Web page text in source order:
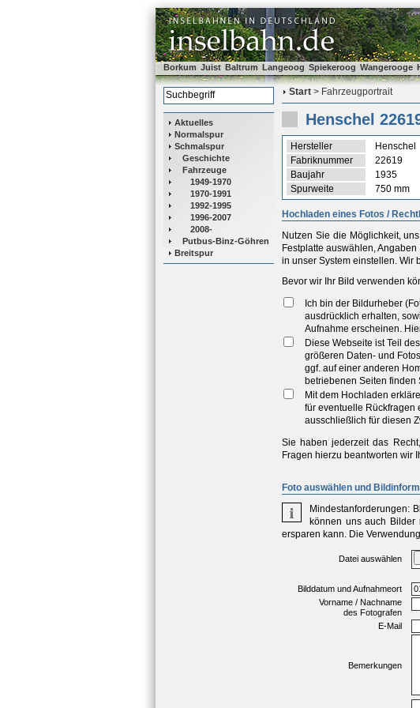
Borkum Juist Baltrum Langeoog Spiekeroog Wangerooge
Aktuelles
Normalspur
Schmalspur
Geschichte
Fahrzeuge
1949-1970
1970-1991
1992-1995
1996-2007
2008-
Putbus-Binz-Göhren
Breitspur
Start > Fahrzeugportrait
Henschel
Hersteller Henschel
Fabriknummer
22619
Baujahr
1935
Spurweite
750 mm
Hochladen eines Fotos /
Nutzen Sie die Möglichkeit,
Festplatte auswählen,
in unser System einstellen. Wir
Bevor wir Ihr Bild verwenden
Ich bin der Bildurheber
ausdrücklich erhalten,
Aufnahme erscheinen.
Diese Webseite ist Teil des
größeren Daten- und
ggf. auf einer anderen
betriebenen Seiten finden
Mit dem Hochladen
für eventuelle Rückfragen
ausschließlich für diesen
Sie haben jederzeit das
Fragen hierzu beantworten wir
Foto auswählen und
Mindestanforderungen:
können uns auch Bilder
ersparen kann. Die
Datei auswählen
Bilddatum und Aufnahmeort
Vorname / Nachname
des Fotografen
E-Mail
Bemerkungen